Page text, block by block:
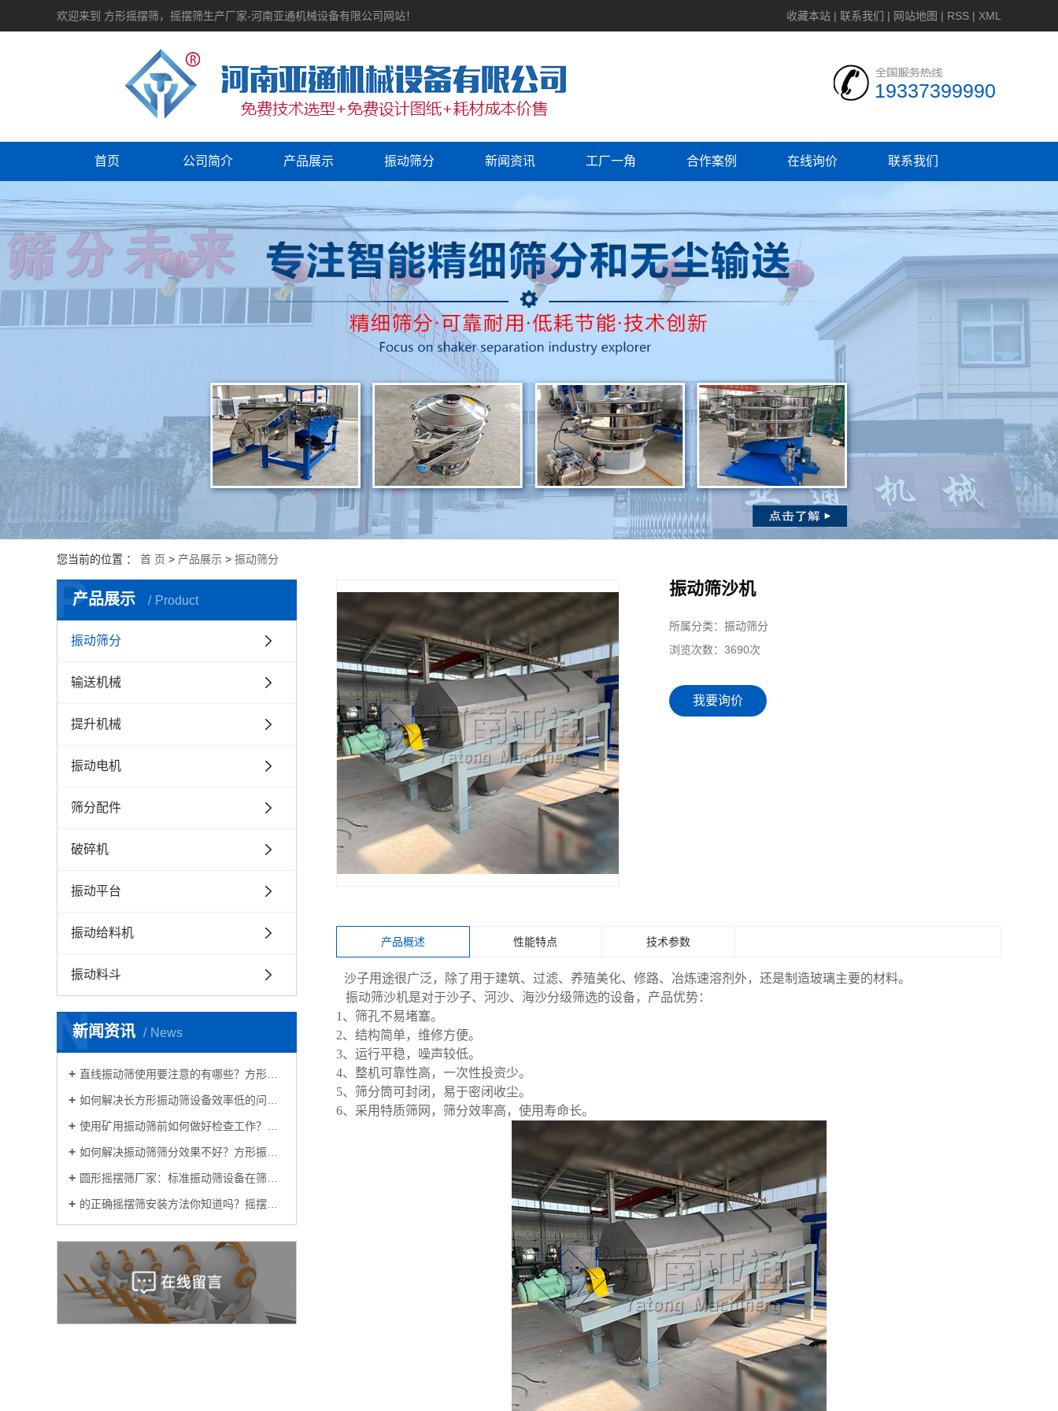
欢迎来到 方形摇摆筛，摇摆筛生产厂家-河南亚通机械设备有限公司网站！ 收藏本站 | 联系我们 | 网站地图 | RSS | XML
19337399990
首页 公司简介
资质荣誉
产品展示
输送机械
提升机械
振动电机
振动给料机
振动料斗
振动筛分 新闻资讯
行业资讯
常见问题
工厂一角 合作案例 在线询价 联系我们
您当前的位置 ： 首 页 > 产品展示 > 振动筛分
产品展示 Product
P
振动筛分
输送机械
提升机械
振动电机
筛分配件
破碎机
振动平台
振动给料机
振动料斗
新闻资讯 News
N
直线振动筛使用要注意的有哪些？方形振动筛生产厂家为你解答
如何解决长方形振动筛设备效率低的问题呢？
使用矿用振动筛前如何做好检查工作？方形振动筛厂家讲一讲
如何解决振动筛筛分效果不好？方形振动筛供应厂家告诉你
圆形摇摆筛厂家：标准振动筛设备在筛分过程中出现混料的原因？
的正确摇摆筛安装方法你知道吗？摇摆筛分机厂家教教你
振动筛沙机
所属分类： 振动筛分
浏览次数： 3690次
我要询价
产品概述 性能特点 技术参数
沙子用途很广泛，除了用于建筑、过滤、养殖美化、修路、冶炼速溶剂外，还是制造玻璃主要的材料。
振动筛沙机是对于沙子、河沙、海沙分级筛选的设备，产品优势：
1、筛孔不易堵塞。
2、结构简单，维修方便。
3、运行平稳，噪声较低。
4、整机可靠性高，一次性投资少。
5、筛分筒可封闭，易于密闭收尘。
6、采用特质筛网，筛分效率高，使用寿命长。